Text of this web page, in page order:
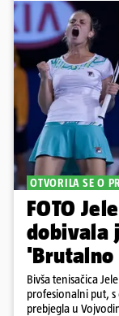
OTVORILA SE O
FOTO
dobivala
'Brutalno
Bivša tenisačica
profesionalni put, s
prebjegla u